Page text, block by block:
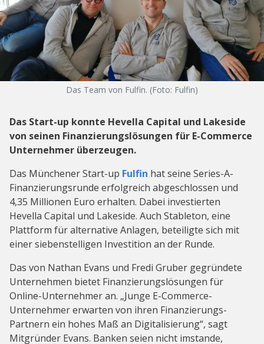
Das Team von Fulfin. (Foto: Fulfin)
Das Start-up konnte Hevella Capital und Lakeside
von seinen Finanzierungslösungen für E-Commerce
Unternehmer überzeugen.
Das Münchener Start-up Fulfin hat seine Series-A-
Finanzierungsrunde erfolgreich abgeschlossen und
4,35 Millionen Euro erhalten. Dabei investierten
Hevella Capital und Lakeside. Auch Stableton, eine
Plattform für alternative Anlagen, beteiligte sich mit
einer siebenstelligen Investition an der Runde.
Das von Nathan Evans und Fredi Gruber gegründete
Unternehmen bietet Finanzierungslösungen für
Online-Unternehmer an. „Junge E-Commerce-
Unternehmer erwarten von ihren Finanzierungs-
Partnern ein hohes Maß an Digitalisierung“, sagt
Mitgründer Evans. Banken seien nicht imstande,